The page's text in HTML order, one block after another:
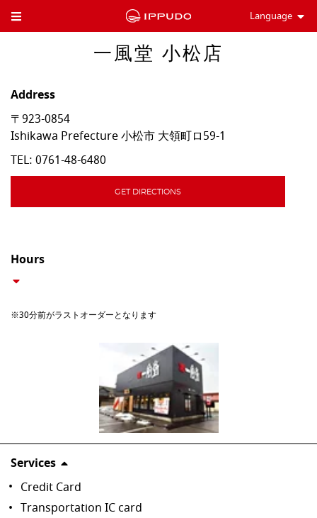
Toggle Header Menu Language
一風堂 小松店
Address
〒923-0854
Ishikawa Prefecture小松市 大領町ロ59-1
TEL: 0761-48-6480
GET DIRECTIONS
Hours
※30分前がラストオーダーとなります
Services
Credit Card
Transportation IC card